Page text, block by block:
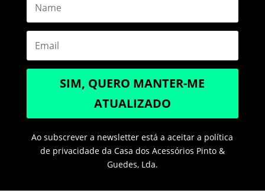
SIM, QUERO MANTER-ME
ATUALIZADO
Ao subscrever a newsletter está a aceitar a política
de privacidade da Casa dos Acessórios Pinto &
Guedes, Lda.